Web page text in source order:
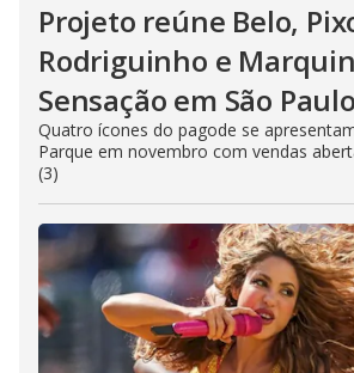
Projeto reúne Belo,
Rodriguinho e
Sensação em São Paulo
Quatro ícones do pagode se
Parque em novembro com vendas
(3)